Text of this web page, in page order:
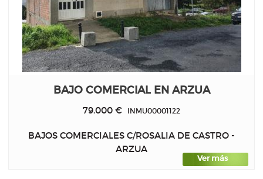
BAJO COMERCIAL EN ARZUA
79.000 € INMU00001122
BAJOS COMERCIALES C/ROSALIA DE CASTRO -
ARZUA
Ver más